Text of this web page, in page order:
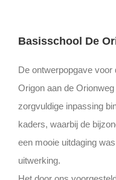
Basisschool De
De ontwerpopgave
Origon aan de
zorgvuldige inpassing
kaders, waarbij de
een mooie uitdaging
uitwerking.